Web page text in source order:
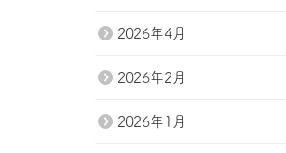
2026年4月
2026年2月
2026年1月